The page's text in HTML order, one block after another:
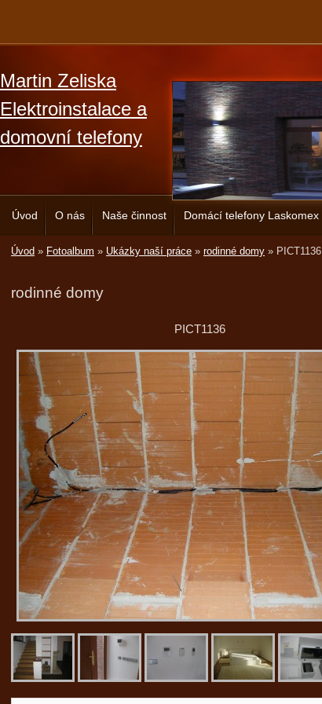
Martin Zeliska
Elektroinstalace a
domovní telefony
Úvod O nás Naše činnost Domácí telefony Laskomex
Úvod » Fotoalbum » Ukázky naší práce » rodinné domy » PICT1136
rodinné domy
PICT1136